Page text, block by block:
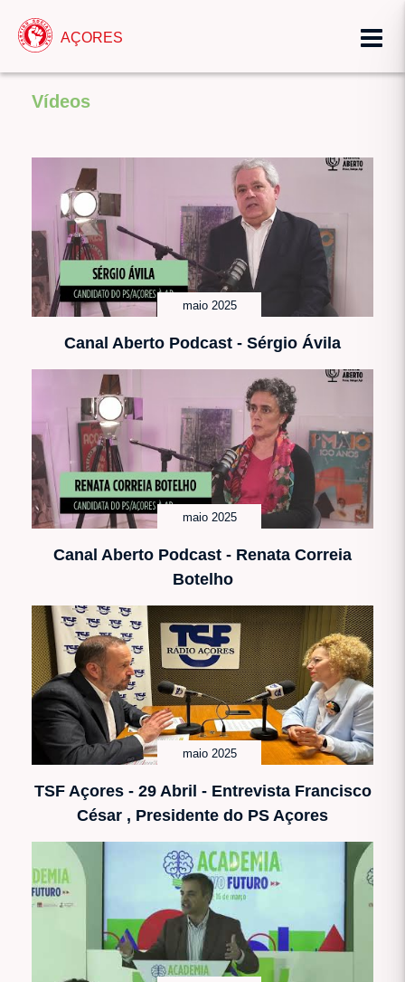
AÇORES
Vídeos
maio 2025
Canal Aberto Podcast - Sérgio Ávila
maio 2025
Canal Aberto Podcast - Renata Correia
Botelho
maio 2025
TSF Açores - 29 Abril - Entrevista Francisco
César , Presidente do PS Açores